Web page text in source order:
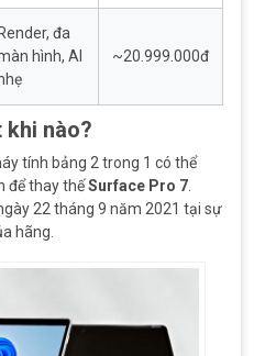
Render, đa
hình, AI
~20.999.000đ
khi nào?
tính bảng 2 trong 1 có thể
để thay thếSurface Pro 7
22 tháng 9 năm 2021 tại sự
hãng.